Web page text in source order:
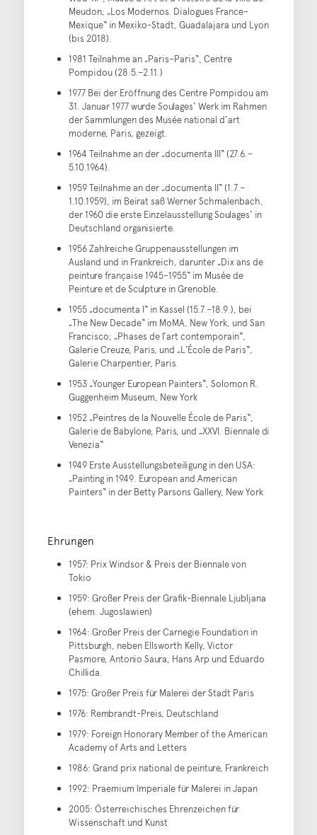
Meudon; „Los Modernos. Dialogues France–
Mexique“ in Mexiko-Stadt, Guadalajara und Lyon
(bis 2018).
1981 Teilnahme an „Paris–Paris“, Centre
Pompidou (28.5.–2.11.)
1977 Bei der Eröffnung des Centre Pompidou am
31. Januar 1977 wurde Soulages‘ Werk im Rahmen
der Sammlungen des Musée national d’art
moderne, Paris, gezeigt.
1964 Teilnahme an der „documenta III“ (27.6.–
5.10.1964).
1959 Teilnahme an der „documenta II“ (1.7.–
1.10.1959), im Beirat saß Werner Schmalenbach,
der 1960 die erste Einzelausstellung Soulages‘ in
Deutschland organisierte.
1956 Zahlreiche Gruppenausstellungen im
Ausland und in Frankreich, darunter „Dix ans de
peinture française 1945–1955“ im Musée de
Peinture et de Sculpture in Grenoble.
1955 „documenta I“ in Kassel (15.7.–18.9.), bei
„The New Decade“ im MoMA, New York, und San
Francisco; „Phases de l’art contemporain“,
Galerie Creuze, Paris, und „L’École de Paris“,
Galerie Charpentier, Paris.
1953 „Younger European Painters“, Solomon R.
Guggenheim Museum, New York
1952 „Peintres de la Nouvelle École de Paris“,
Galerie de Babylone, Paris, und „XXVI. Biennale di
Venezia“
1949 Erste Ausstellungsbeteiligung in den USA:
„Painting in 1949. European and American
Painters“ in der Betty Parsons Gallery, New York
Ehrungen
1957: Prix Windsor & Preis der Biennale von
Tokio
1959: Großer Preis der Grafik-Biennale Ljubljana
(ehem. Jugoslawien)
1964: Großer Preis der Carnegie Foundation in
Pittsburgh, neben Ellsworth Kelly, Victor
Pasmore, Antonio Saura, Hans Arp und Eduardo
Chillida.
1975: Großer Preis für Malerei der Stadt Paris
1976: Rembrandt-Preis, Deutschland
1979: Foreign Honorary Member of the American
Academy of Arts and Letters
1986: Grand prix national de peinture, Frankreich
1992: Praemium Imperiale für Malerei in Japan
2005: Österreichisches Ehrenzeichen für
Wissenschaft und Kunst